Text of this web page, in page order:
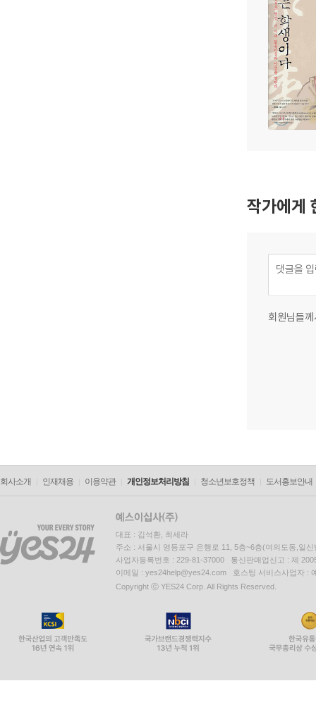
작가에게
회원님들
회사소개 인재채용 이용약관 개인정보처리방침 청소년보호정책 도서홍보안내
대표 : 김석환, 최세라
주소 : 서울시 영등포구 은행로 11, 5층~6층(여의도동,일신
사업자등록번호 : 229-81-37000 통신판매업신고 : 제
이메일 : yes24help@yes24.com 호스팅 서비스사업자 :
Copyright ⓒ YES24 Corp. All Rights Reserved.